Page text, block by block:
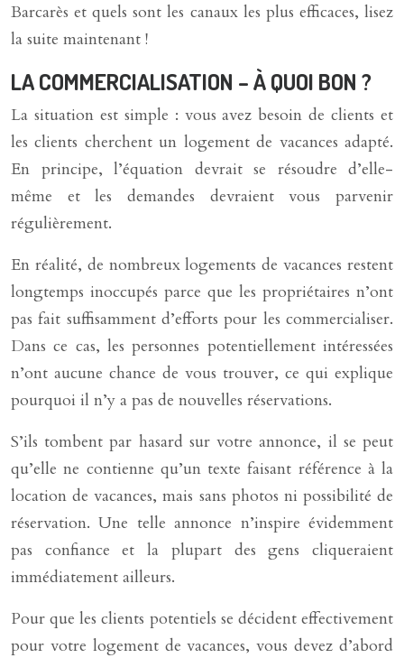
Barcarès et quels sont les canaux les plus efficaces, lisez
la suite maintenant !
LA COMMERCIALISATION – À QUOI BON ?
La situation est simple : vous avez besoin de clients et
les clients cherchent un logement de vacances adapté.
En principe, l’équation devrait se résoudre d’elle-
même et les demandes devraient vous parvenir
régulièrement.
En réalité, de nombreux logements de vacances restent
longtemps inoccupés parce que les propriétaires n’ont
pas fait suffisamment d’efforts pour les commercialiser.
Dans ce cas, les personnes potentiellement intéressées
n’ont aucune chance de vous trouver, ce qui explique
pourquoi il n’y a pas de nouvelles réservations.
S’ils tombent par hasard sur votre annonce, il se peut
qu’elle ne contienne qu’un texte faisant référence à la
location de vacances, mais sans photos ni possibilité de
réservation. Une telle annonce n’inspire évidemment
pas confiance et la plupart des gens cliqueraient
immédiatement ailleurs.
Pour que les clients potentiels se décident effectivement
pour votre logement de vacances, vous devez d’abord